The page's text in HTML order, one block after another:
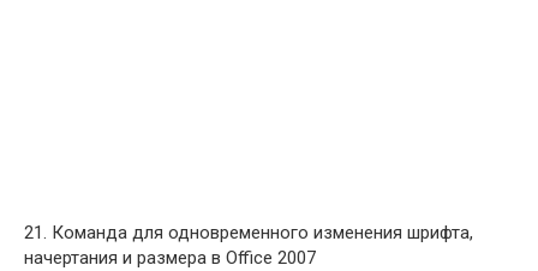
21. Команда для одновременного изменения шрифта,
начертания и размера в Office 2007